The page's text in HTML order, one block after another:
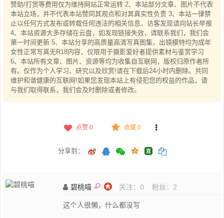
赞助/打赏等费用仅为维持网站正常运转 2、本站部分文章、图片不代表
本站立场，并不代表本站赞同其观点和对其真实性负责 3、本站一律禁
止以任何方式发布或转载任何违法的相关信息，访客发现请向站长举报
4、本站资源大多存储在云盘，如发现链接失效，请联系我们，我们会
第一时间更新 5、本站分享的高质量高清写真图集，出镜模特均为成年
女性正常写真无R18内容，仅限用于摄影爱好者提供素材与鉴赏学习
6、本站所有文章、图片、资源等均为收集自互联网，版权归原作者所
有。仅作为个人学习、研究以及欣赏!请在下载后24小时内删除。共同
维护和谐健康的互联网!如果您发现本站上有侵犯您的权益的作品，请
与我们取得联系，我们会及时删除或者修改。
点赞 0 收藏 0
分享到：
碧桃喵 关注： 0 粉丝： 2
这个人很懒，什么都没写